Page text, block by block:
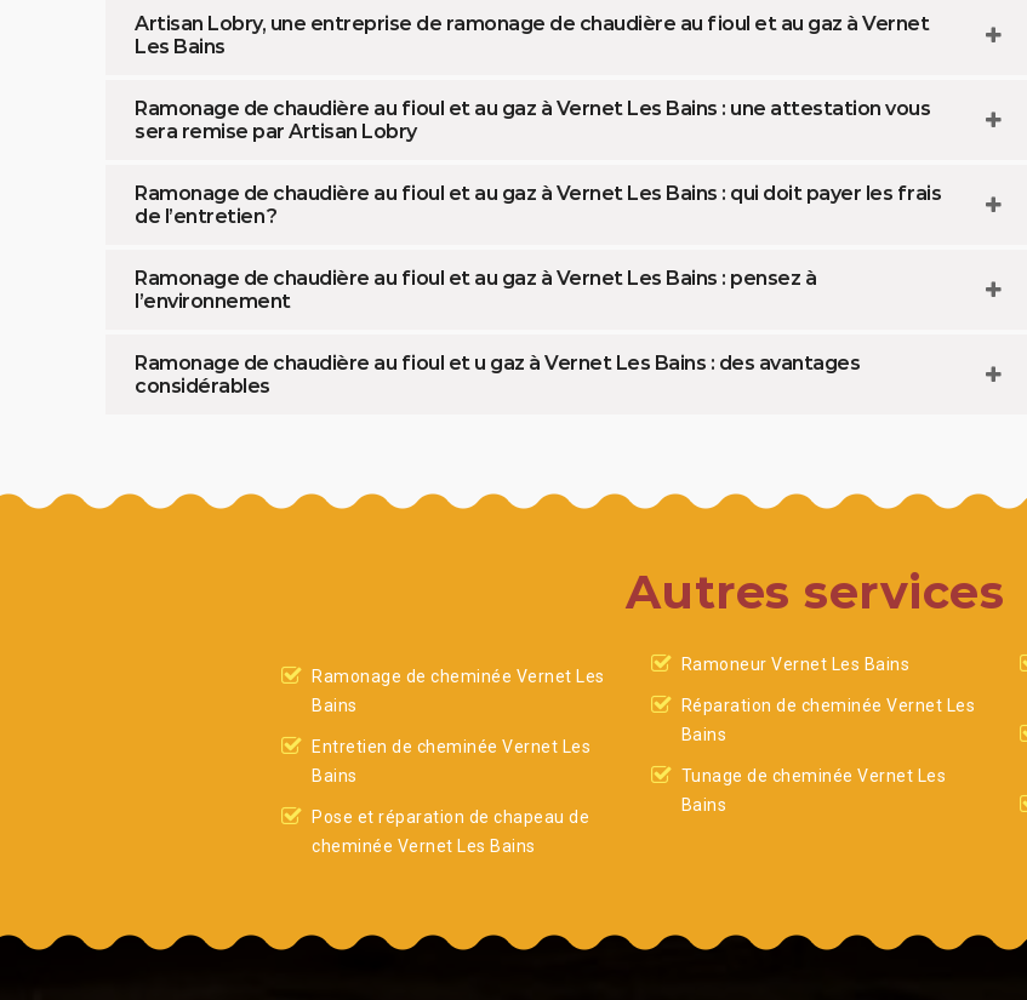
Artisan Lobry, une entreprise de ramonage de chaudière au fioul et au gaz à Vernet
Les Bains
Ramonage de chaudière au fioul et au gaz à Vernet Les Bains : une attestation vous
sera remise par Artisan Lobry
Ramonage de chaudière au fioul et au gaz à Vernet Les Bains : qui doit payer les frais
de l’entretien ?
Ramonage de chaudière au fioul et au gaz à Vernet Les Bains : pensez à
l’environnement
Ramonage de chaudière au fioul et u gaz à Vernet Les Bains : des avantages
considérables
Autres services
Ramonage de cheminée Vernet Les
Bains
Entretien de cheminée Vernet Les
Bains
Pose et réparation de chapeau de
cheminée Vernet Les Bains
Ramoneur Vernet Les Bains
Réparation de cheminée Vernet Les
Bains
Tunage de cheminée Vernet Les
Bains